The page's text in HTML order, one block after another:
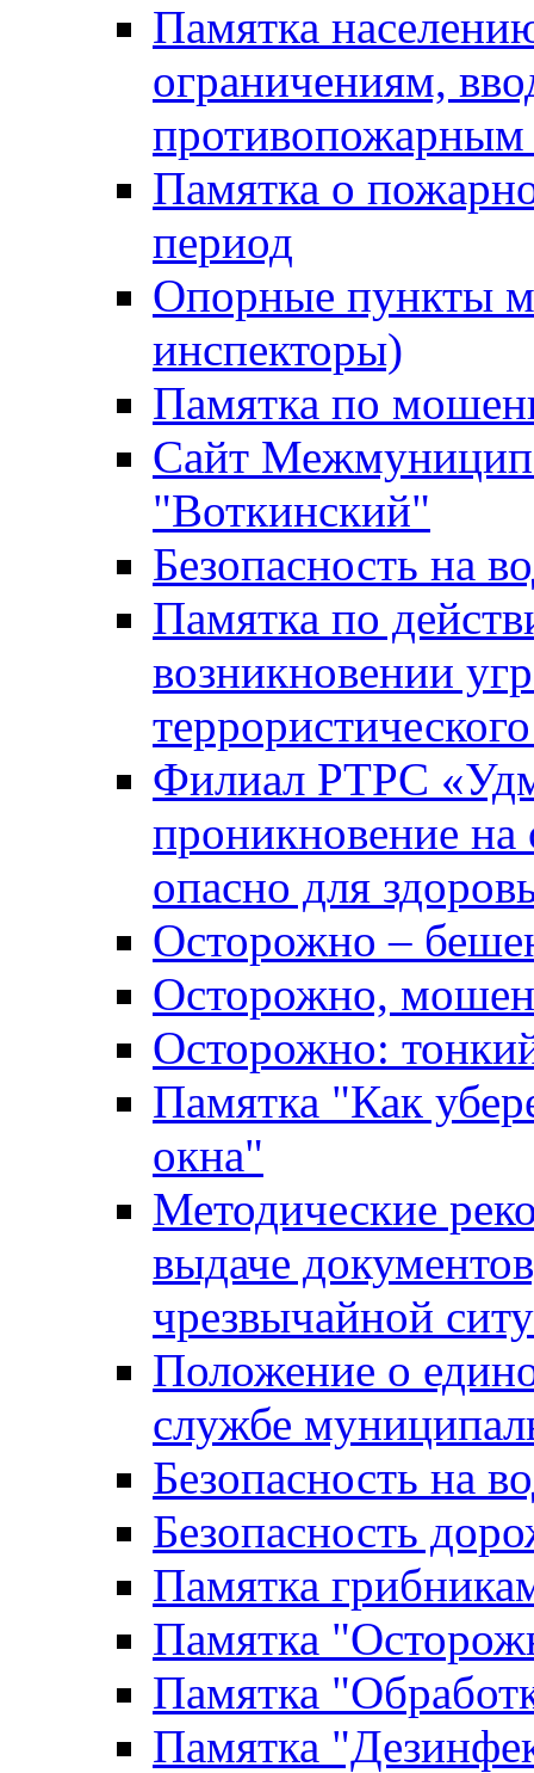
Памятка
ограничениям,
Памятка о
период
Опорные пункты
инспекторы)
Памятка по
Сайт
"Воткинский"
Безопасность на
Памятка по
возникновении
Филиал РТРС
проникновение на
опасно для
Осторожно –
Осторожно,
Осторожно:
Памятка "Как
окна"
Методические
выдаче
чрезвычайной
Положение о
службе
Безопасность на
Безопасность
Памятка
Памятка
Памятка
Памятка